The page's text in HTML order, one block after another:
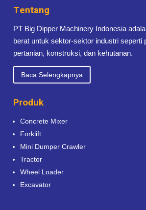
Tentang
PT Big Dipper Machinery Indonesia
berat untuk sektor-sektor industri seperti
pertanian, konstruksi, dan kehutanan.
Baca Selengkapnya
Produk
Concrete Mixer
Forklift
Mini Dumper Crawler
Tractor
Wheel Loader
Excavator